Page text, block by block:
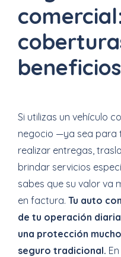
Noticias
Si utilizas un vehículo
negocio —ya sea para
realizar entregas,
brindar servicios
sabes que su valor va
en factura. Tu auto
de tu operación
una protección
seguro tradicional.